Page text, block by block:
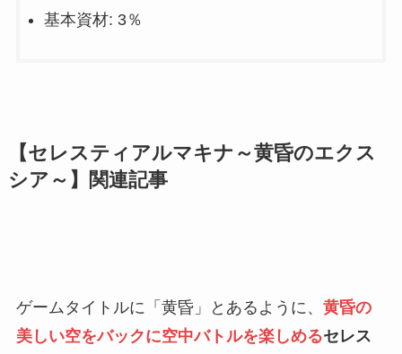
基本資材: 3％
【セレスティアルマキナ～黄昏のエクス
シア～】関連記事
ゲームタイトルに「黄昏」とあるように、 黄昏の
美しい空をバックに空中バトルを楽しめるセレス